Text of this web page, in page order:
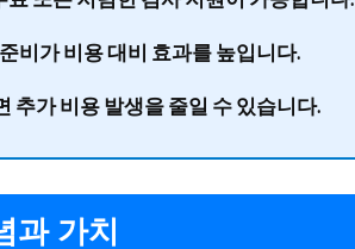
비가 비용 대비 효과를 높입니다.
추가 비용 발생을 줄일 수 있습니다.
과 가치